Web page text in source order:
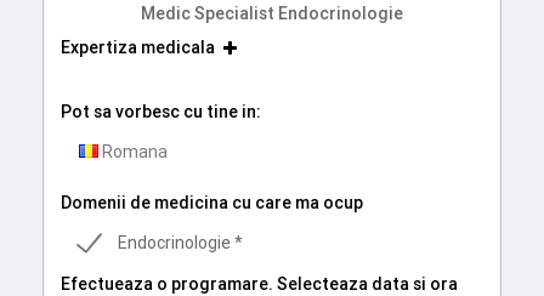
Medic Specialist Endocrinologie
Expertiza medicala
Pot sa vorbesc cu tine in:
Romana
Domenii de medicina cu care ma ocup
Endocrinologie *
Efectueaza o programare. Selecteaza data si ora